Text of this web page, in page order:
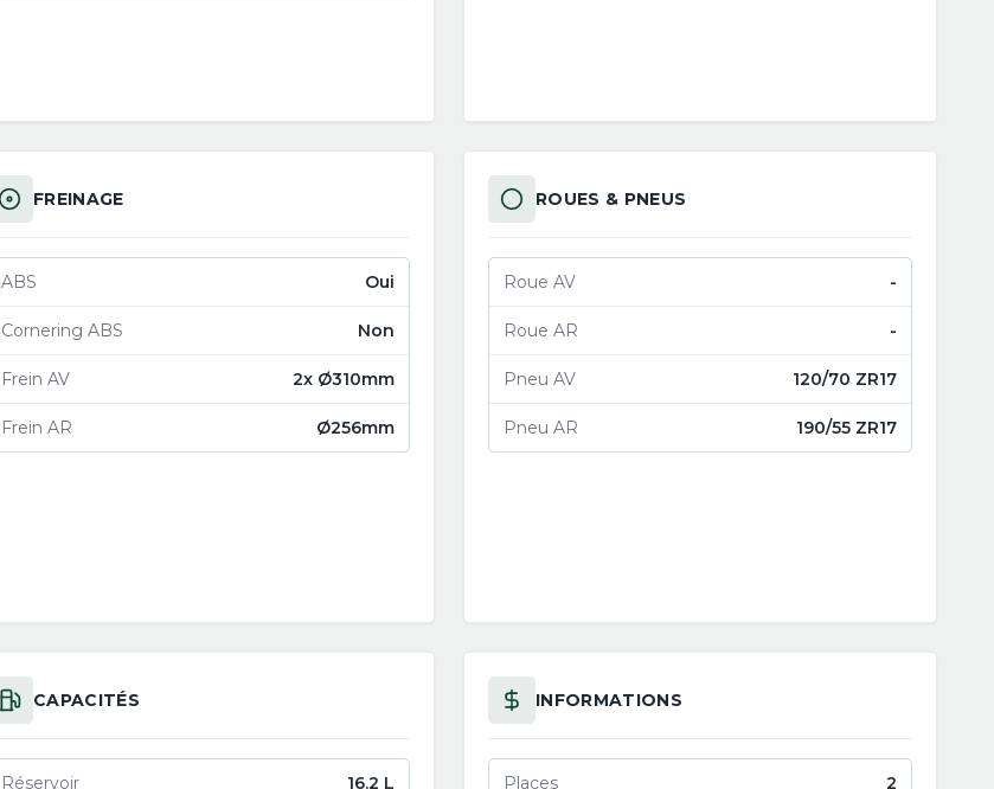
FREINAGE
ABS Oui
Cornering ABS Non
Frein AV 2x Ø310mm
Frein AR Ø256mm
ROUES & PNEUS
Roue AV -
Roue AR -
Pneu AV 120/70 ZR17
Pneu AR 190/55 ZR17
CAPACITÉS
Réservoir 16.2 L
INFORMATIONS
Places 2